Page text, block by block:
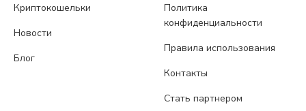
Криптокошельки
Новости
Блог
Политика
конфиденциальности
Правила использования
Контакты
Стать партнером